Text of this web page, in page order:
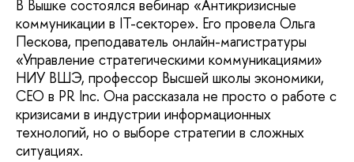
В Вышке состоялся вебинар «Антикризисные
коммуникации в IT-секторе». Его провела Ольга
Пескова, преподаватель онлайн-магистратуры
«Управление стратегическими коммуникациями»
НИУ ВШЭ, профессор Высшей школы экономики,
CEO в PR Inc. Она рассказала не просто о работе с
кризисами в индустрии информационных
технологий, но о выборе стратегии в сложных
ситуациях.